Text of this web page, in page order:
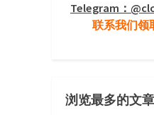
Telegram：
联系我们领
浏览最多的文章